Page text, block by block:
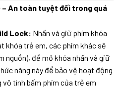
– An toàn tuyệt đối trong quá
Lock: Nhấn và giữ phím khóa
khóa trẻ em, các phím khác sẽ
nguồn), để mở khóa nhấn và giữ
năng này để bảo vệ hoạt động
tình bấm phím của trẻ em